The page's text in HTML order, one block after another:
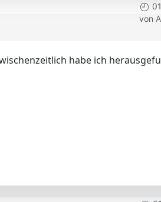
von
habe ich